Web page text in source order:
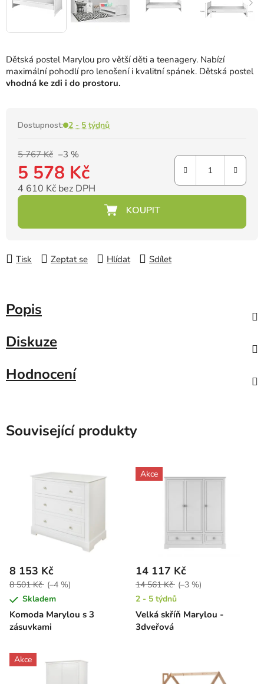
Dětská postel Marylou pro větší děti a teenagery. Nabízí
maximální pohodlí pro lenošení i kvalitní spánek. Dětská postel
vhodná ke zdi i do prostoru.
Dostupnost: 2 - 5 týdnů
5 767 Kč –3 %
5 578 Kč
4 610 Kč bez DPH
Tisk Zeptat se Hlídat Sdílet
Popis
Diskuze
Hodnocení
Související produkty
Komoda Marylou s 3
zásuvkami
8 153 Kč
8 501 Kč (–4 %)
Skladem
Akce
Velká skříň Marylou -
3dveřová
14 117 Kč
14 561 Kč (–3 %)
2 - 5 týdnů
Akce